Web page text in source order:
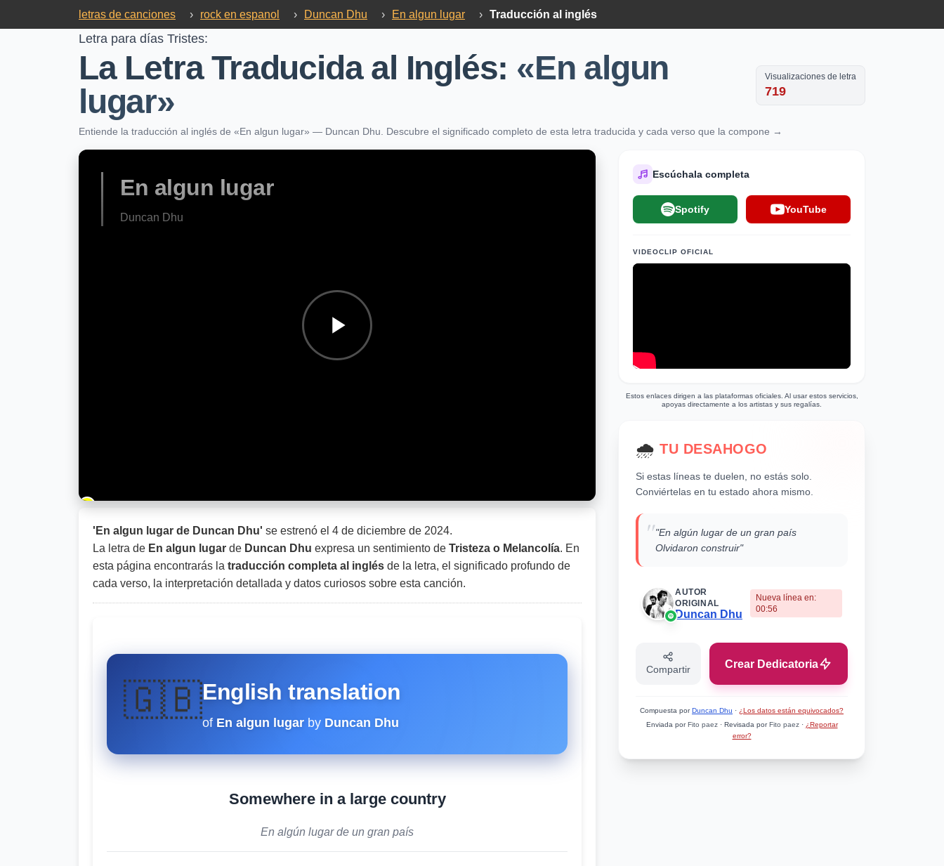
letras de canciones › rock en espanol › Duncan Dhu › En algun lugar › Traducción al inglés
Letra para días Tristes:
La Letra Traducida al Inglés: «En algun
lugar»
Visualizaciones de letra
719
Entiende la traducción al inglés de «En algun lugar» — Duncan Dhu. Descubre el significado completo de esta letra traducida y cada verso que la compone →
En algun lugar
Duncan Dhu
Barra de progreso de la reproducción
'En algun lugar de Duncan Dhu' se estrenó el 4 de diciembre de 2024.
La letra de En algun lugar de Duncan Dhu expresa un sentimiento de Tristeza o Melancolía. En
esta página encontrarás la traducción completa al inglés de la letra, el significado profundo de
cada verso, la interpretación detallada y datos curiosos sobre esta canción.
🇬🇧English translation
of En algun lugar by Duncan Dhu
Somewhere in a large country
En algún lugar de un gran país
Escúchala completa
Spotify YouTube
VIDEOCLIP OFICIAL
Estos enlaces dirigen a las plataformas oficiales. Al usar estos servicios,
apoyas directamente a los artistas y sus regalías.
🌧 ️ TU DESAHOGO
Si estas líneas te duelen, no estás solo.
Conviértelas en tu estado ahora mismo.
""En algún lugar de un gran país
Olvidaron construir"
AUTOR
ORIGINAL
Duncan Dhu
Nueva línea en:
00:56
Compartir Crear Dedicatoria
Compuesta porDuncan Dhu · ¿Los datos están equivocados?
Enviada porFito paez · Revisada porFito paez· ¿Reportar
error?